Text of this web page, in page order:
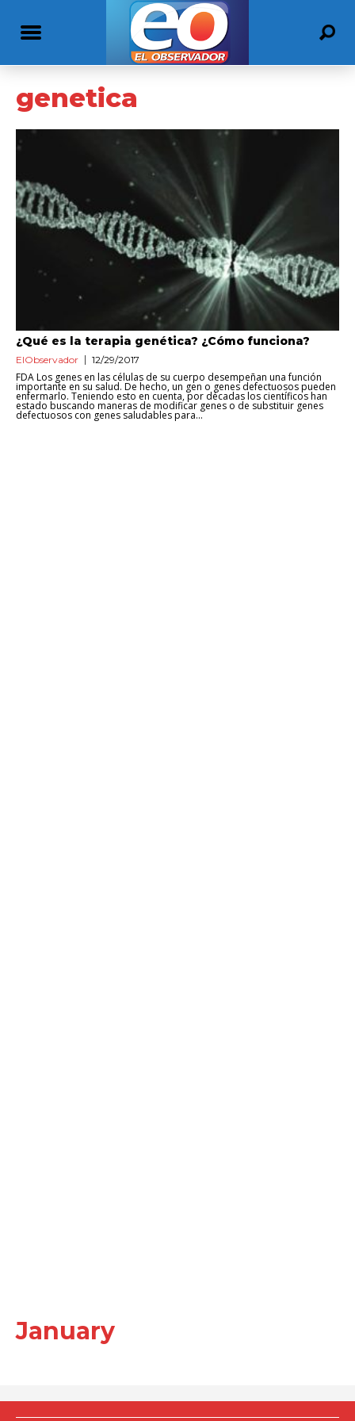
genetica
¿Qué es la terapia genética? ¿Cómo funciona?
ElObservador 12/29/2017
FDA Los genes en las células de su cuerpo desempeñan una función
importante en su salud. De hecho, un gen o genes defectuosos pueden
enfermarlo. Teniendo esto en cuenta, por décadas los científicos han
estado buscando maneras de modificar genes o de substituir genes
defectuosos con genes saludables para...
January